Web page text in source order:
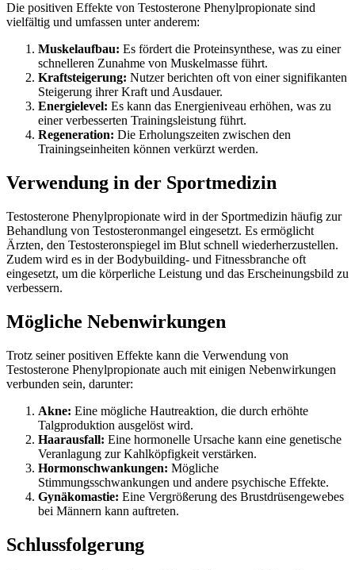
Die positiven Effekte von Testosterone Phenylpropionate sind
vielfältig und umfassen unter anderem:
Muskelaufbau: Es fördert die Proteinsynthese, was zu einer
schnelleren Zunahme von Muskelmasse führt.
Kraftsteigerung: Nutzer berichten oft von einer signifikanten
Steigerung ihrer Kraft und Ausdauer.
Energielevel: Es kann das Energieniveau erhöhen, was zu
einer verbesserten Trainingsleistung führt.
Regeneration: Die Erholungszeiten zwischen den
Trainingseinheiten können verkürzt werden.
Verwendung in der Sportmedizin
Testosterone Phenylpropionate wird in der Sportmedizin häufig zur
Behandlung von Testosteronmangel eingesetzt. Es ermöglicht
Ärzten, den Testosteronspiegel im Blut schnell wiederherzustellen.
Zudem wird es in der Bodybuilding- und Fitnessbranche oft
eingesetzt, um die körperliche Leistung und das Erscheinungsbild zu
verbessern.
Mögliche Nebenwirkungen
Trotz seiner positiven Effekte kann die Verwendung von
Testosterone Phenylpropionate auch mit einigen Nebenwirkungen
verbunden sein, darunter:
Akne: Eine mögliche Hautreaktion, die durch erhöhte
Talgproduktion ausgelöst wird.
Haarausfall: Eine hormonelle Ursache kann eine genetische
Veranlagung zur Kahlköpfigkeit verstärken.
Hormonschwankungen: Mögliche
Stimmungsschwankungen und andere psychische Effekte.
Gynäkomastie: Eine Vergrößerung des Brustdrüsengewebes
bei Männern kann auftreten.
Schlussfolgerung